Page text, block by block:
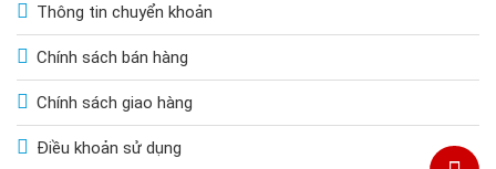
CÔNG TY TNHH TM KT HOÀNG QUỐC BẢO
Thông tin chuyển khoản
Chính sách bán hàng
Chính sách giao hàng
Điều khoản sử dụng